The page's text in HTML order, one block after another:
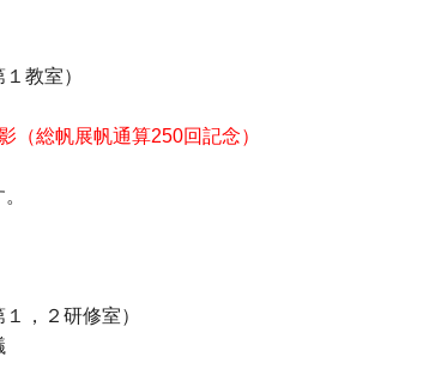
教室）
（総帆展帆通算250回記念）
，２研修室）